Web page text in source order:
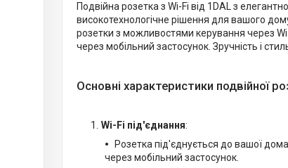
Подвійна розетка з Wi-Fi від 1DAL з
високотехнологічне рішення для вашого
розетки з можливостями керування через
через мобільний застосунок. Зручність і
Основні характеристики подвійної
Wi-Fi під'єднання:
Розетка під'єднується до вашої
через мобільний застосунок.